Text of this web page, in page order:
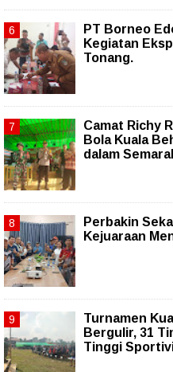
PT Borneo
Kegiatan
Tonang.
Camat Richy
Bola Kuala
dalam
Perbakin
Kejuaraan
Turnamen
Bergulir, 31
Tinggi